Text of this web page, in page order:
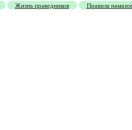
Жизнь праведников Правила